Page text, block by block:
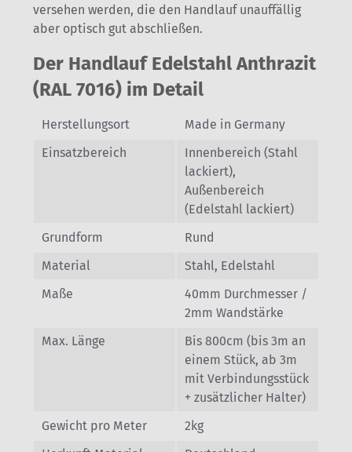
versehen werden, die den Handlauf unauffällig
aber optisch gut abschließen.
Der Handlauf Edelstahl Anthrazit
(RAL 7016) im Detail
Herstellungsort
Made in Germany
Einsatzbereich
Innenbereich (Stahl
lackiert),
Außenbereich
(Edelstahl lackiert)
Grundform
Rund
Material
Stahl, Edelstahl
Maße
40mm Durchmesser /
2mm Wandstärke
Max. Länge
Bis 800cm (bis 3m an
einem Stück, ab 3m
mit Verbindungsstück
+ zusätzlicher Halter)
Gewicht pro Meter
2kg